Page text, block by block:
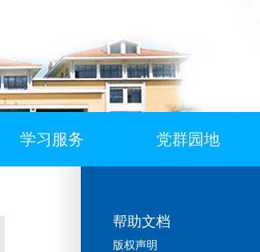
学习服务 党群园地
帮助文档
版权声明